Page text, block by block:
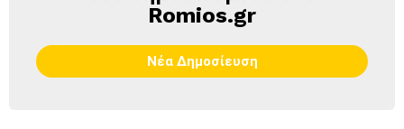
Romios.gr
Νέα Δημοσίευση